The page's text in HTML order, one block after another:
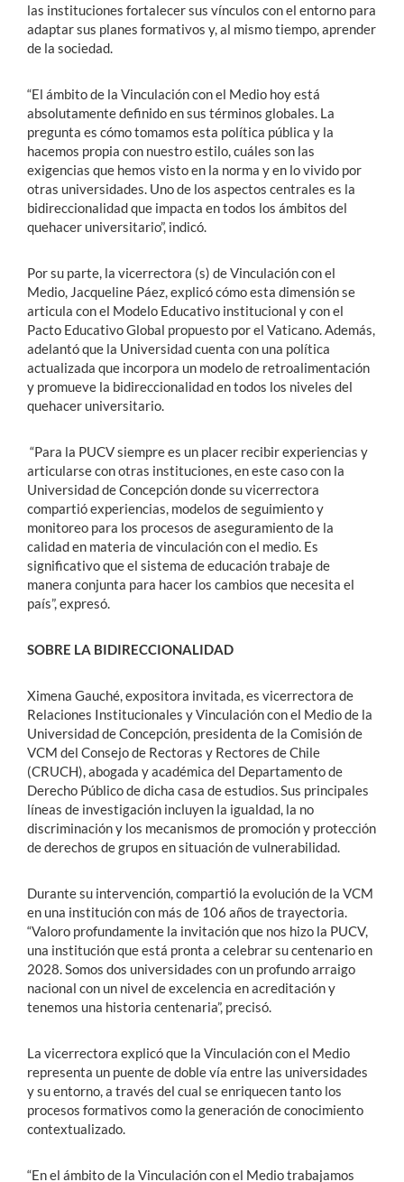
las instituciones fortalecer sus vínculos con el entorno para
adaptar sus planes formativos y, al mismo tiempo, aprender
de la sociedad.
“El ámbito de la Vinculación con el Medio hoy está
absolutamente definido en sus términos globales. La
pregunta es cómo tomamos esta política pública y la
hacemos propia con nuestro estilo, cuáles son las
exigencias que hemos visto en la norma y en lo vivido por
otras universidades. Uno de los aspectos centrales es la
bidireccionalidad que impacta en todos los ámbitos del
quehacer universitario”, indicó.
Por su parte, la vicerrectora (s) de Vinculación con el
Medio, Jacqueline Páez, explicó cómo esta dimensión se
articula con el Modelo Educativo institucional y con el
Pacto Educativo Global propuesto por el Vaticano. Además,
adelantó que la Universidad cuenta con una política
actualizada que incorpora un modelo de retroalimentación
y promueve la bidireccionalidad en todos los niveles del
quehacer universitario.
“Para la PUCV siempre es un placer recibir experiencias y
articularse con otras instituciones, en este caso con la
Universidad de Concepción donde su vicerrectora
compartió experiencias, modelos de seguimiento y
monitoreo para los procesos de aseguramiento de la
calidad en materia de vinculación con el medio. Es
significativo que el sistema de educación trabaje de
manera conjunta para hacer los cambios que necesita el
país”, expresó.
SOBRE LA BIDIRECCIONALIDAD
Ximena Gauché, expositora invitada, es vicerrectora de
Relaciones Institucionales y Vinculación con el Medio de la
Universidad de Concepción, presidenta de la Comisión de
VCM del Consejo de Rectoras y Rectores de Chile
(CRUCH), abogada y académica del Departamento de
Derecho Público de dicha casa de estudios. Sus principales
líneas de investigación incluyen la igualdad, la no
discriminación y los mecanismos de promoción y protección
de derechos de grupos en situación de vulnerabilidad.
Durante su intervención, compartió la evolución de la VCM
en una institución con más de 106 años de trayectoria.
“Valoro profundamente la invitación que nos hizo la PUCV,
una institución que está pronta a celebrar su centenario en
2028. Somos dos universidades con un profundo arraigo
nacional con un nivel de excelencia en acreditación y
tenemos una historia centenaria”, precisó.
La vicerrectora explicó que la Vinculación con el Medio
representa un puente de doble vía entre las universidades
y su entorno, a través del cual se enriquecen tanto los
procesos formativos como la generación de conocimiento
contextualizado.
“En el ámbito de la Vinculación con el Medio trabajamos